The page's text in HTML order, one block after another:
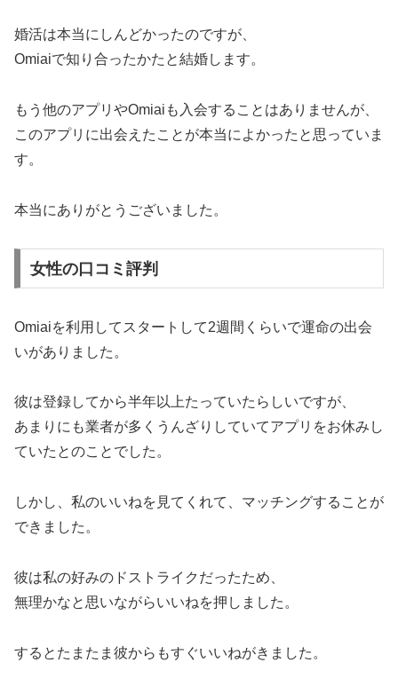
婚活は本当にしんどかったのですが、
Omiaiで知り合ったかたと結婚します。
もう他のアプリやOmiaiも入会することはありませんが、
このアプリに出会えたことが本当によかったと思っていま
す。
本当にありがとうございました。
女性の口コミ評判
Omiaiを利用してスタートして2週間くらいで運命の出会
いがありました。
彼は登録してから半年以上たっていたらしいですが、
あまりにも業者が多くうんざりしていてアプリをお休みし
ていたとのことでした。
しかし、私のいいねを見てくれて、マッチングすることが
できました。
彼は私の好みのドストライクだったため、
無理かなと思いながらいいねを押しました。
するとたまたま彼からもすぐいいねがきました。